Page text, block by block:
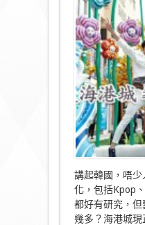
走
海
港
城
尋
找
韓
國
藝
術
足
跡〉
中
講起韓國，唔
化，包括Kpop
都好有研究，但
幾多？海港城